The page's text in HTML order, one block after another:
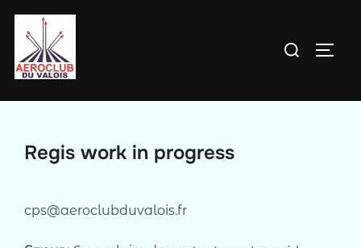
contenu
Rechercher :
Regis work in progress
cps@aeroclubduvalois.fr